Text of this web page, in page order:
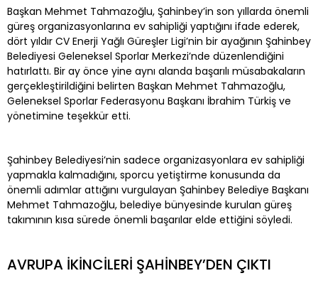
Başkan Mehmet Tahmazoğlu, Şahinbey’in son yıllarda önemli
güreş organizasyonlarına ev sahipliği yaptığını ifade ederek,
dört yıldır CV Enerji Yağlı Güreşler Ligi’nin bir ayağının Şahinbey
Belediyesi Geleneksel Sporlar Merkezi’nde düzenlendiğini
hatırlattı. Bir ay önce yine aynı alanda başarılı müsabakaların
gerçekleştirildiğini belirten Başkan Mehmet Tahmazoğlu,
Geleneksel Sporlar Federasyonu Başkanı İbrahim Türkiş ve
yönetimine teşekkür etti.
Şahinbey Belediyesi’nin sadece organizasyonlara ev sahipliği
yapmakla kalmadığını, sporcu yetiştirme konusunda da
önemli adımlar attığını vurgulayan Şahinbey Belediye Başkanı
Mehmet Tahmazoğlu, belediye bünyesinde kurulan güreş
takımının kısa sürede önemli başarılar elde ettiğini söyledi.
AVRUPA İKİNCİLERİ ŞAHİNBEY’DEN ÇIKTI